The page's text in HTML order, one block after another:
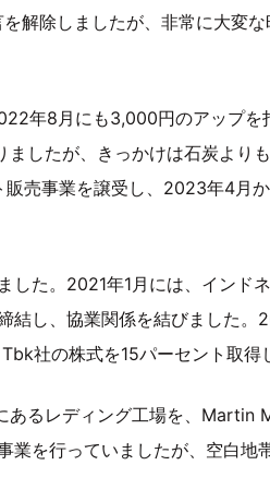
解除しましたが、非常に大変
年8月にも3,000円のアップを
したが、きっかけは石炭より
売事業を譲受し、2023年4月
した。2021年1月には、インド
結し、協業関係を結びました。
社の株式を15パーセント取得
るレディング工場を、Martin
業を行っていましたが、空白地